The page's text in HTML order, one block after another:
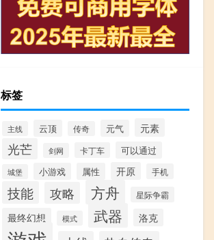
标签
主线 云顶 传奇 元气 元素
光芒 剑网 卡丁车 可以通过
城堡 小游戏 属性 开原 手机
技能 攻略 方舟 星际争霸
最终幻想 模式 武器 洛克